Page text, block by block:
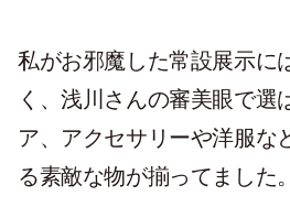
私がお邪魔した常設展示に
く、浅川さんの審美眼で選
ア、アクセサリーや洋服な
る素敵な物が揃ってました。